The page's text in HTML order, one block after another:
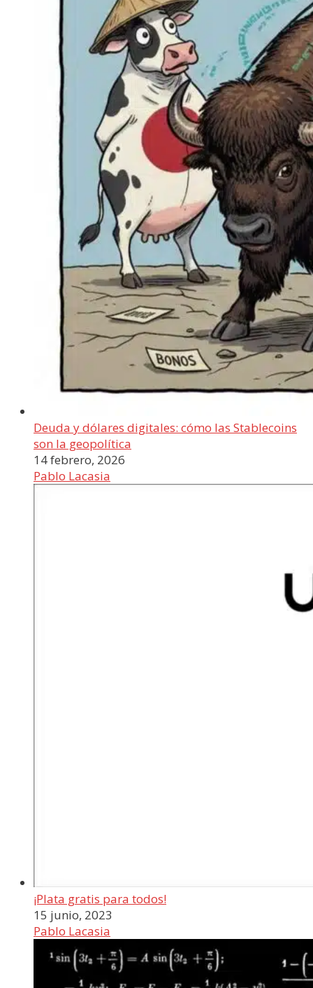
Deuda y dólares digitales: cómo las Stablecoins
son la geopolítica
14 febrero, 2026
Pablo Lacasia
¡Plata gratis para todos!
15 junio, 2023
Pablo Lacasia